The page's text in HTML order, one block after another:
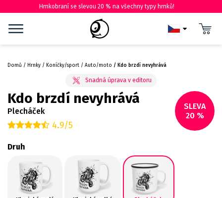
Hrnkobraní se slevou 20 % na všechny typy hrnků!
Domů Hrnky Koníčky/sport Auto/moto Kdo brzdí nevyhrává
SLEVA
20 %
Kdo brzdí nevyhrává
Plecháček
4.9/5
Druh